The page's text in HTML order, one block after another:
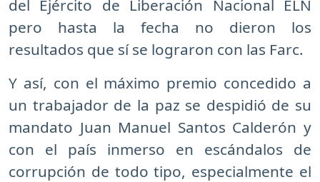
del Ejército de Liberación Nacional ELN
pero hasta la fecha no dieron los
resultados que sí se lograron con las Farc.
Y así, con el máximo premio concedido a
un trabajador de la paz se despidió de su
mandato Juan Manuel Santos Calderón y
con el país inmerso en escándalos de
corrupción de todo tipo, especialmente el